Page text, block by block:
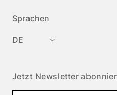
Sprachen
DE
Jetzt Newsletter